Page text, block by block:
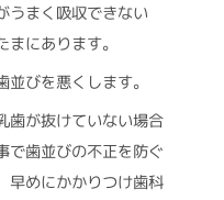
うまく吸収できない
にあります。
びを悪くします。
歯が抜けていない場合
で歯並びの不正を防ぐ
早めにかかりつけ歯科